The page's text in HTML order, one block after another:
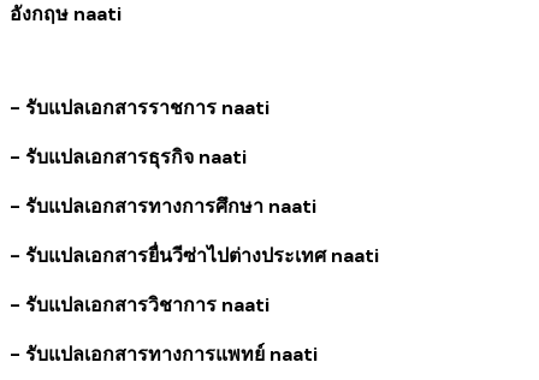
อังกฤษ naati
- รับแปลเอกสารราชการ naati
- รับแปลเอกสารธุรกิจ naati
- รับแปลเอกสารทางการศึกษา naati
- รับแปลเอกสารยื่นวีซ่าไปต่างประเทศ naati
- รับแปลเอกสารวิชาการ naati
- รับแปลเอกสารทางการแพทย์ naati